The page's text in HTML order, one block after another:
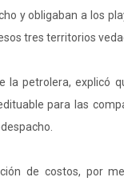
y obligaban a los
tres territorios
la petrolera, explicó
para las
de costos, por